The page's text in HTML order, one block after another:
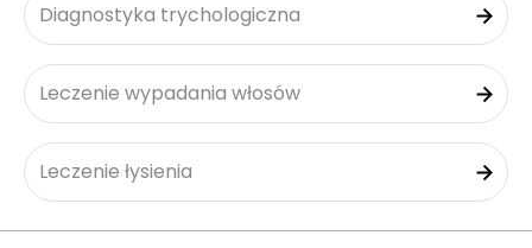
Diagnostyka trychologiczna
Leczenie wypadania włosów
Leczenie łysienia